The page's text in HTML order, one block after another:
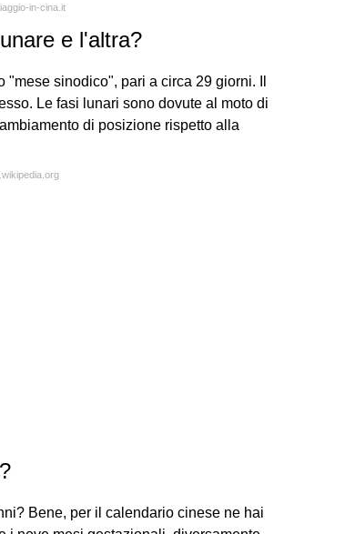
in-cina.it
e l'altra?
sinodico", pari a circa 29 giorni. Il
Le fasi lunari sono dovute al moto di
di posizione rispetto alla
Bene, per il calendario cinese ne hai